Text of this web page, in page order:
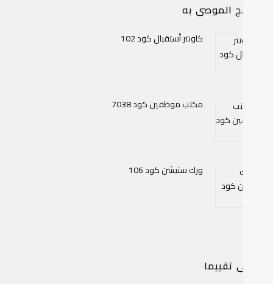
الموصى به
كاونتر أستقبال كود 102
مكتب موظفين كود 7038
ورك ستيشن كود 106
تقييما